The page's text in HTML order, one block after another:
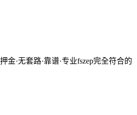
·无套路·靠谱·专业fszep完全符合的